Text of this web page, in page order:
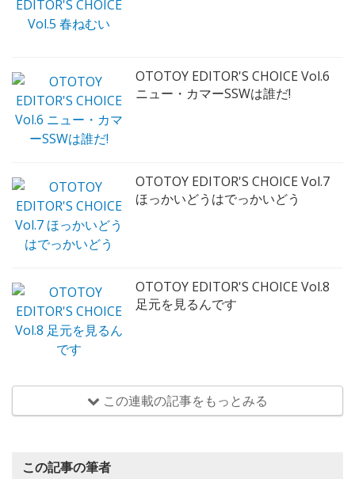
OTOTOY EDITOR'S CHOICE Vol.6
ニュー・カマーSSWは誰だ!
OTOTOY EDITOR'S CHOICE Vol.7
ほっかいどうはでっかいどう
OTOTOY EDITOR'S CHOICE Vol.8
足元を見るんです
この連載の記事をもっとみる
この記事の筆者